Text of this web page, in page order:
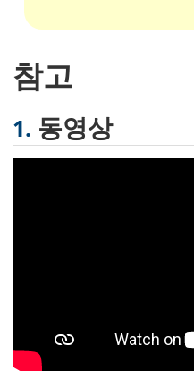
참고
동영상